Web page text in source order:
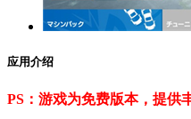
应用介绍
PS：游戏为免费版本，提供